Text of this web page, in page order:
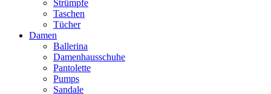
Strümpfe
Taschen
Tücher
Damen
Ballerina
Damenhausschuhe
Pantolette
Pumps
Sandale